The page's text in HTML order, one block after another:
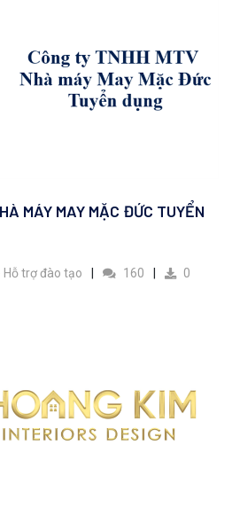
MÁY MAY MẶC ĐỨC TUYỂN
Hỗ trợ đào tạo 160 0